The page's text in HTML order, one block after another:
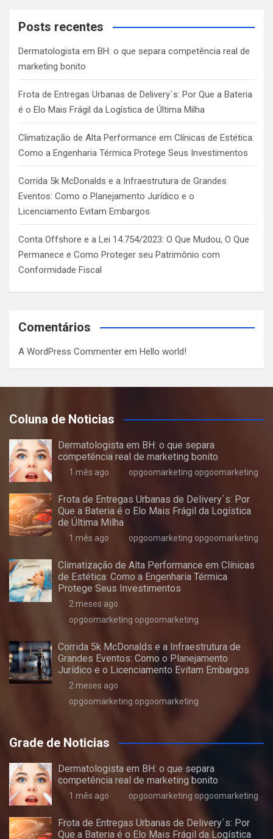
c
Posts recentes
Dermatologista em BH: o que separa competência real de
marketing bonito
Frota de Entregas Urbanas de Delivery´s: Por Que a Bateria
é o Elo Mais Frágil da Logística de Última Milha
Climatização de Alta Performance em Clínicas de Estética:
Como a Engenharia Térmica Protege Seus Investimentos
Corrida 5k McDonalds e a Infraestrutura de Grandes
Eventos: Como o Planejamento Jurídico e o
Licenciamento Evitam Embargos
Conta Offshore e a Lei 14.754/2023: O Que Mudou, O Que
Permanece e Como Proteger seu Patrimônio com
Conformidade Fiscal
Comentários
A WordPress Commenter em Hello world!
Coluna de Noticias
Dermatologista em BH: o que separa
competência real de marketing bonito
1 mês ago opgoomarketing opgoomarketing
Frota de Entregas Urbanas de Delivery´s: Por
Que a Bateria é o Elo Mais Frágil da Logística
de Última Milha
1 mês ago opgoomarketing opgoomarketing
Climatização de Alta Performance em Clínicas
de Estética: Como a Engenharia Térmica
Protege Seus Investimentos
2 meses ago
opgoomarketing opgoomarketing
Corrida 5k McDonalds e a Infraestrutura de
Grandes Eventos: Como o Planejamento
Jurídico e o Licenciamento Evitam Embargos
2 meses ago
opgoomarketing opgoomarketing
Grade de Noticias
Dermatologista em BH: o que separa
competência real de marketing bonito
1 mês ago opgoomarketing opgoomarketing
Frota de Entregas Urbanas de Delivery´s: Por
Que a Bateria é o Elo Mais Frágil da Logística